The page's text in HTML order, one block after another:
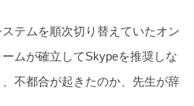
テムを順次切り替えていたオン
ムが確立してSkypeを推奨しな
不都合が起きたのか、先生が辞